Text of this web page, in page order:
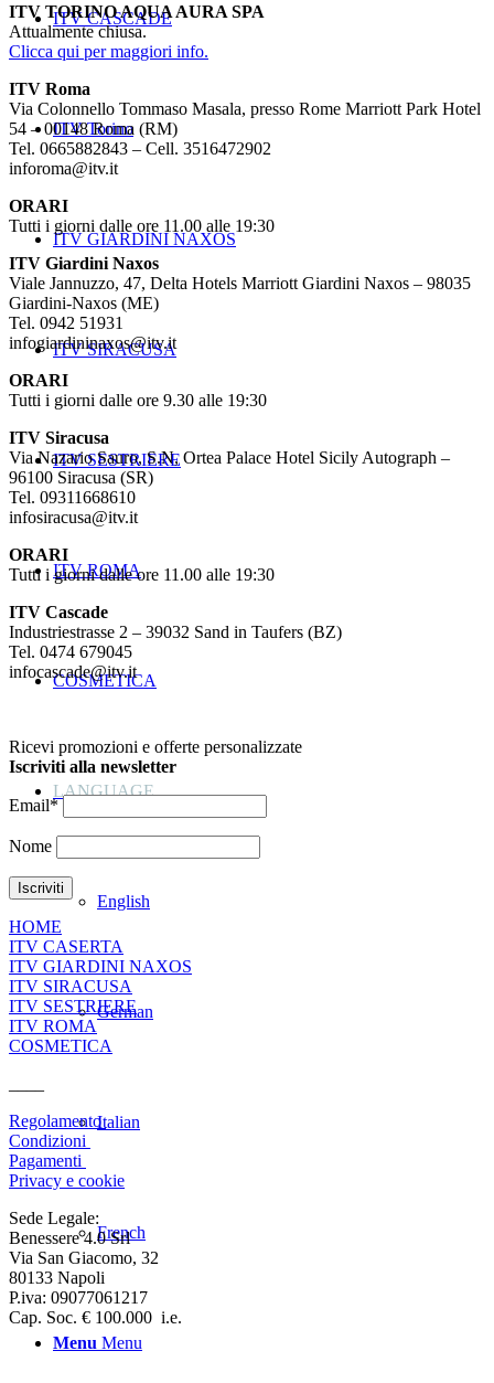
ITV CASCADE
ITV Torino
ITV GIARDINI NAXOS
ITV SIRACUSA
ITV SESTRIERE
ITV ROMA
COSMETICA
LANGUAGE
English
German
Italian
French
Menu Menu
ITV TORINO AQUA AURA SPA
Attualmente chiusa.
Clicca qui per maggiori info.
ITV Roma
Via Colonnello Tommaso Masala, presso Rome Marriott Park Hotel
54 – 00148 Roma (RM)
Tel. 0665882843 – Cell. 3516472902
inforoma@itv.it
ORARI
Tutti i giorni dalle ore 11.00 alle 19:30
ITV Giardini Naxos
Viale Jannuzzo, 47, Delta Hotels Marriott Giardini Naxos – 98035
Giardini-Naxos (ME)
Tel. 0942 51931
infogiardininaxos@itv.it
ORARI
Tutti i giorni dalle ore 9.30 alle 19:30
ITV Siracusa
Via Nazario Sauro, S.N, Ortea Palace Hotel Sicily Autograph –
96100 Siracusa (SR)
Tel. 09311668610
infosiracusa@itv.it
ORARI
Tutti i giorni dalle ore 11.00 alle 19:30
ITV Cascade
Industriestrasse 2 – 39032 Sand in Taufers (BZ)
Tel. 0474 679045
infocascade@itv.it
Ricevi promozioni e offerte personalizzate
Iscriviti alla newsletter
Email*
Nome
HOME
ITV CASERTA
ITV GIARDINI NAXOS
ITV SIRACUSA
ITV SESTRIERE
ITV ROMA
COSMETICA
Regolamento
Condizioni
Pagamenti
Privacy e cookie
Sede Legale:
Benessere 4.0 Srl
Via San Giacomo, 32
80133 Napoli
P.iva: 09077061217
Cap. Soc. € 100.000 i.e.